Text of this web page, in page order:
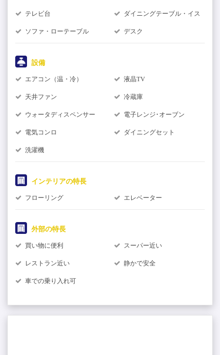
テレビ台 ダイニングテーブル・イス
ソファ・ローテーブル デスク
設備
エアコン（温・冷） 液晶TV
天井ファン 冷蔵庫
ウォータディスペンサー 電子レンジ･オーブン
電気コンロ ダイニングセット
洗濯機
インテリアの特長
フローリング エレベーター
外部の特長
買い物に便利 スーパー近い
レストラン近い 静かで安全
車での乗り入れ可